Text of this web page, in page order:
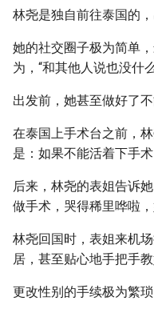
林尧是独自前往泰国的
她的社交圈子极为简单
为，“和其他人说也没什么
出发前，她甚至做好了
在泰国上手术台之前，
是：如果不能活着下手
后来，林尧的表姐告诉
做手术，哭得稀里哗啦
林尧回国时，表姐来机
居，甚至贴心地手把手
更改性别的手续极为繁